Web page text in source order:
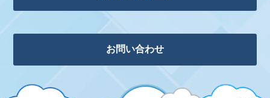
お問い合わせ